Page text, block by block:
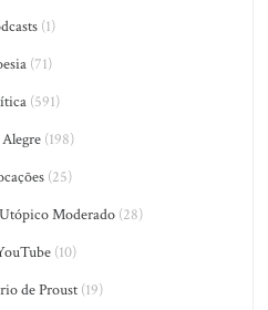
(1)
(71)
(591)
(198)
(25)
Moderado(28)
(10)
de Proust(19)